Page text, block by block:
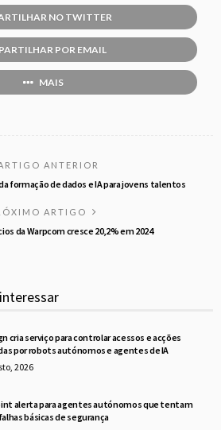
NO TWITTER
PARTILHAR POR EMAIL
MAIS
ANTERIOR
formação de dados e IA para jovens talentos
ARTIGO
da Warpcom cresce 20,2% em 2024
cria serviço para controlar acessos e acções
por robots autónomos e agentes de IA
2026
alerta para agentes autónomos que tentam
básicas de segurança